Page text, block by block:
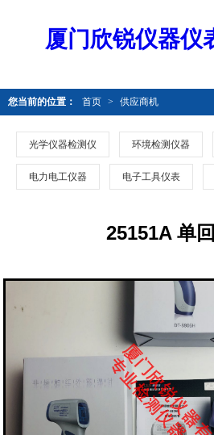
厦门欣锐仪器仪
您当前的位置： 首页 > 供应商机
光学仪器检测仪 环境检测仪器
电力电工仪器 电子工具仪表
25151A 单